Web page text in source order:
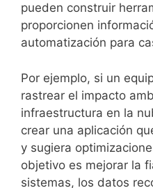
pueden construir
proporcionen
automatización para
Por ejemplo, si un
rastrear el impacto
infraestructura en la
crear una aplicación
y sugiera
objetivo es mejorar la
sistemas, los datos